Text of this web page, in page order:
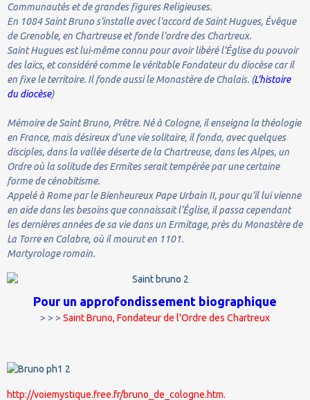
Communautés et de grandes figures Religieuses.
En 1084 Saint Bruno s'installe avec l'accord de Saint Hugues, Évêque
de Grenoble, en Chartreuse et fonde l'ordre des Chartreux.
Saint Hugues est lui-même connu pour avoir libéré l'Église du pouvoir
des laïcs, et considéré comme le véritable Fondateur du diocèse car il
en fixe le territoire. Il fonde aussi le Monastère de Chalais. (L'histoire
du diocèse)
Mémoire de Saint Bruno, Prêtre. Né à Cologne, il enseigna la théologie
en France, mais désireux d’une vie solitaire, il fonda, avec quelques
disciples, dans la vallée déserte de la Chartreuse, dans les Alpes, un
Ordre où la solitude des Ermites serait tempérée par une certaine
forme de cénobitisme.
Appelé à Rome par le Bienheureux Pape Urbain II, pour qu’il lui vienne
en aide dans les besoins que connaissait l’Église, il passa cependant
les dernières années de sa vie dans un Ermitage, près du Monastère de
La Torre en Calabre, où il mourut en 1101.
Martyrologe romain.
Pour un approfondissement biographique
> > > Saint Bruno, Fondateur de l'Ordre des Chartreux
http://voiemystique.free.fr/bruno_de_cologne.htm.